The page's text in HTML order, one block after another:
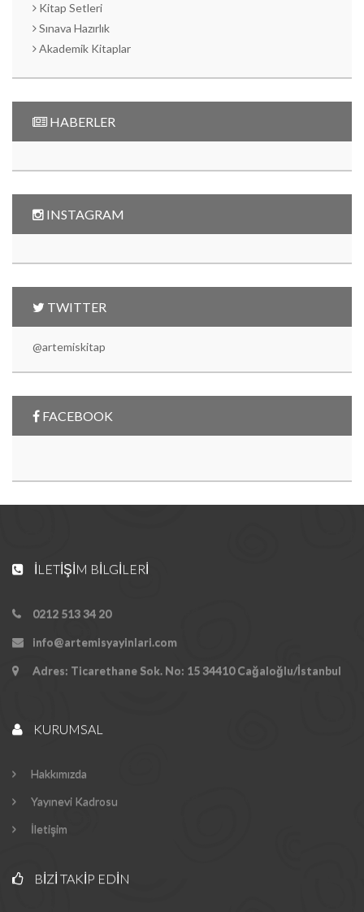
Kitap Setleri
Sınava Hazırlık
Akademik Kitaplar
HABERLER
INSTAGRAM
TWITTER
@artemiskitap
FACEBOOK
İLETIŞIM BILGILERI
0212 513 34 20
info@artemisyayinlari.com
Adres: Ticarethane Sok. No: 15 34410 Cağaloğlu/İstanbul
KURUMSAL
Hakkımızda
Yayınevi Kadrosu
İletişim
BIZI TAKIP EDIN